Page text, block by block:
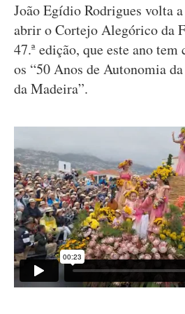
João Egídio Rodrigues volta
abrir o Cortejo Alegórico da
47.ª edição, que este ano
os “50 Anos de Autonomia
da Madeira”.